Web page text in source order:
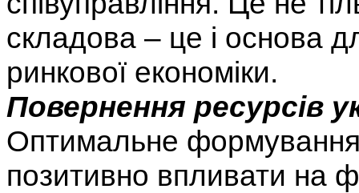
складова – це і основа
ринкової економіки.
Повернення ресурсів
Оптимальне формування
позитивно впливати на